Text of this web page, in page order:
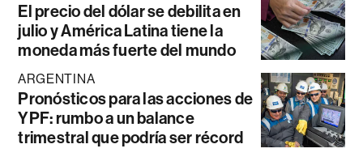
El precio del dólar se debilita en
julio y América Latina tiene la
moneda más fuerte del mundo
ARGENTINA
Pronósticos para las acciones de
YPF: rumbo a un balance
trimestral que podría ser récord